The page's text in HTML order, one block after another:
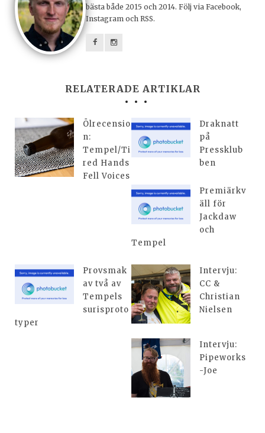
bästa både 2015 och 2014. Följ via Facebook,
Instagram och RSS.
RELATERADE ARTIKLAR
Ölrecensio
n:
Tempel/Ti
red Hands
Fell Voices
Draknatt
på
Pressklub
ben
Premiärkv
äll för
Jackdaw
och
Tempel
Provsmak
av två av
Tempels
surisproto
typer
Intervju:
CC &
Christian
Nielsen
Intervju:
Pipeworks
-Joe